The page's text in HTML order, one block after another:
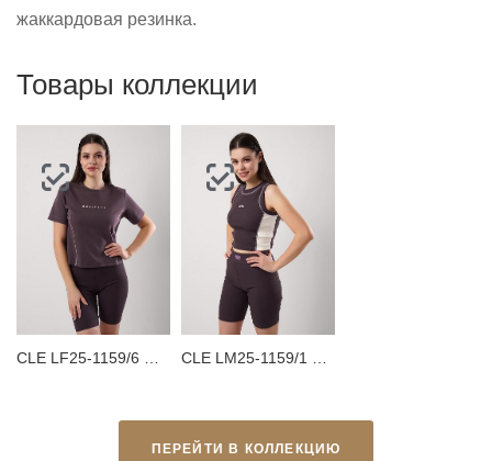
жаккардовая резинка.
Товары коллекции
ПЕРЕЙТИ В КОЛЛЕКЦИЮ